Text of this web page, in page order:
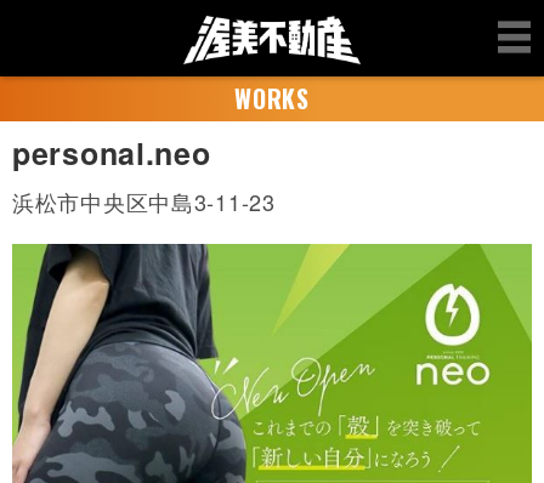
WORKS
personal.neo
浜松市中央区中島3-11-23